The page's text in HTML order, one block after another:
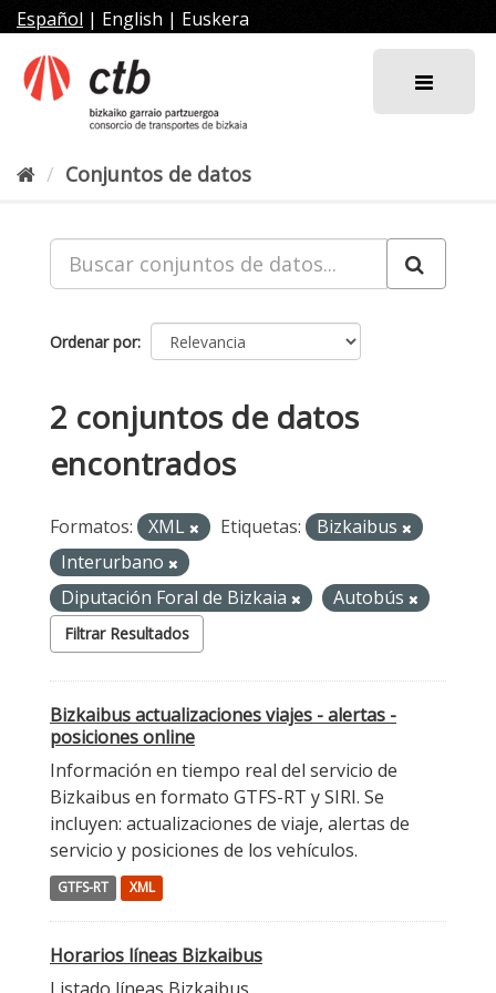
al
contenido
Español | English | Euskera
Conjuntos de datos
Ordenar por
2 conjuntos de datos
encontrados
Formatos: XML Etiquetas:
Bizkaibus
Interurbano
Diputación Foral de Bizkaia
Autobús
Filtrar Resultados
Bizkaibus actualizaciones viajes - alertas -
posiciones online
Información en tiempo real del servicio de
Bizkaibus en formato GTFS-RT y SIRI. Se
incluyen: actualizaciones de viaje, alertas de
servicio y posiciones de los vehículos.
GTFS-RT XML
Horarios líneas Bizkaibus